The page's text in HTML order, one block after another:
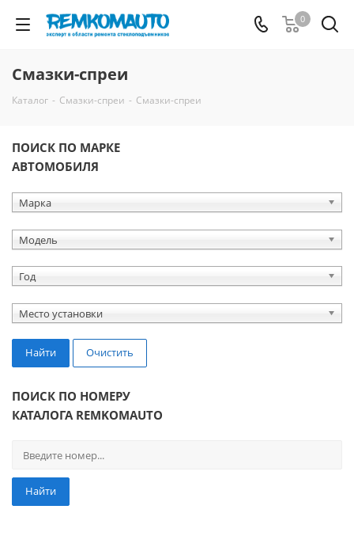
0
Смазки-спреи
Каталог - Смазки-спреи - Смазки-спреи
ПОИСК ПО МАРКЕ
АВТОМОБИЛЯ
Марка
Модель
Год
Место установки
Найти Очистить
ПОИСК ПО НОМЕРУ
КАТАЛОГА REMKOMAUTO
Найти